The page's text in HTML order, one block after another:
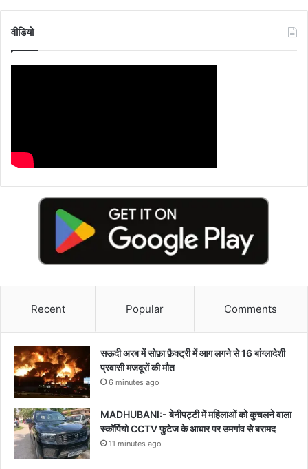
वीडियो
Recent Popular Comments
सऊदी अरब में सोफ़ा फ़ैक्ट्री में आग लगने से 16 बांग्लादेशी
प्रवासी मजदूरों की मौत
6 minutes ago
MADHUBANI:- बेनीपट्टी में महिलाओं को कुचलने वाला
स्कॉर्पियो CCTV फुटेज के आधार पर उमगांव से बरामद
11 minutes ago